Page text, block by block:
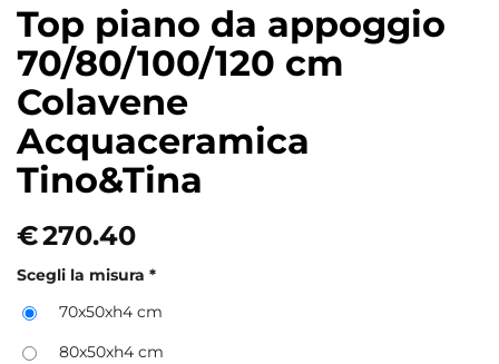
Top piano da appoggio
70/80/100/120 cm
Colavene
Acquaceramica
Tino&Tina
€270.40
Scegli la misura *
70x50xh4 cm
80x50xh4 cm